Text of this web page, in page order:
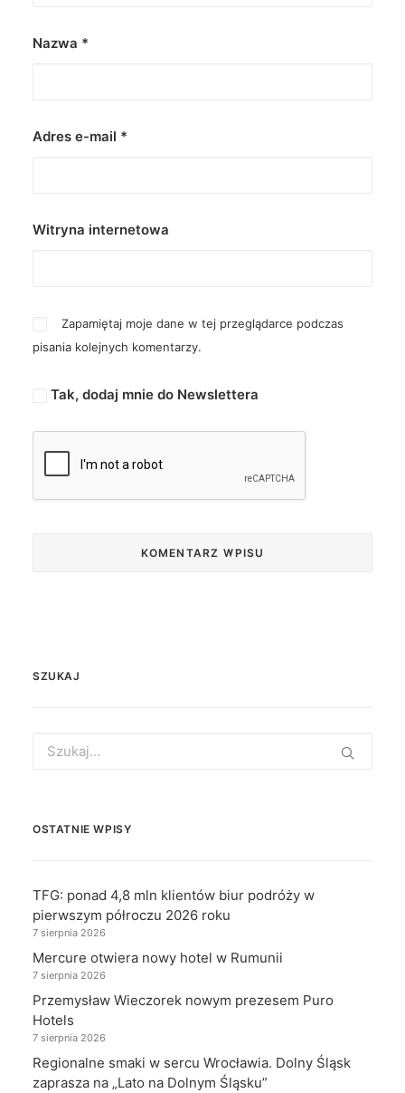
Nazwa *
Adres e-mail *
Witryna internetowa
Zapamiętaj moje dane w tej przeglądarce podczas
pisania kolejnych komentarzy.
Tak, dodaj mnie do Newslettera
SZUKAJ
for:
OSTATNIE WPISY
TFG: ponad 4,8 mln klientów biur podróży w
pierwszym półroczu 2026 roku
7 sierpnia 2026
Mercure otwiera nowy hotel w Rumunii
7 sierpnia 2026
Przemysław Wieczorek nowym prezesem Puro
Hotels
7 sierpnia 2026
Regionalne smaki w sercu Wrocławia. Dolny Śląsk
zaprasza na „Lato na Dolnym Śląsku”